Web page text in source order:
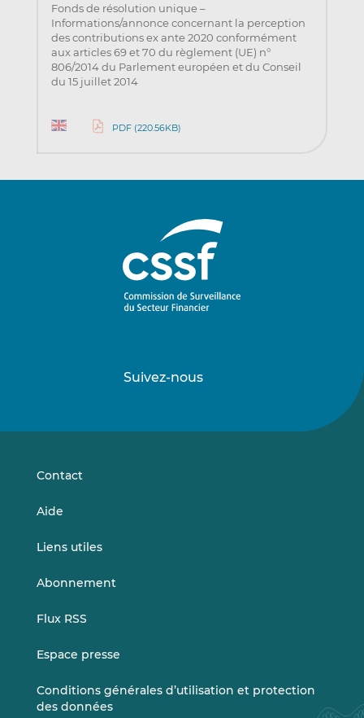
Fonds de résolution unique –
Informations/annonce concernant la perception
des contributions ex ante 2020 conformément
aux articles 69 et 70 du règlement (UE) n°
806/2014 du Parlement européen et du Conseil
du 15 juillet 2014
PDF (220.56KB)
Suivez-nous
sursur
Contact
Aide
Liens utiles
Abonnement
Flux RSS
Espace presse
Conditions générales d’utilisation et protection
des données